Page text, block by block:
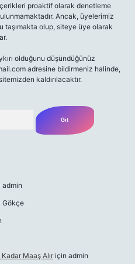
proaktif olarak denetleme
Ancak, üyelerimiz
taşımakta olup, siteye üye olarak
olduğunu düşündüğünüz
adresine bildirmeniz halinde,
kaldırılacaktır.
admin
Gökçe
Maaş Alır için admin